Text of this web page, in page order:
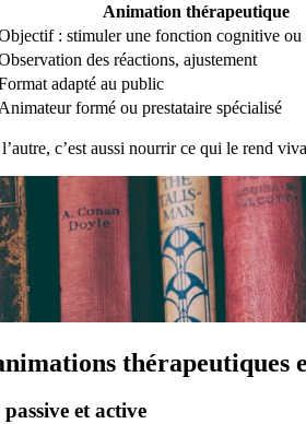
Animation thérapeutique
: stimuler une fonction cognitive ou
des réactions, ajustement
adapté au public
Animateur formé ou prestataire spécialisé
l’autre, c’est aussi nourrir ce qui le rend
thérapeutiques
et active